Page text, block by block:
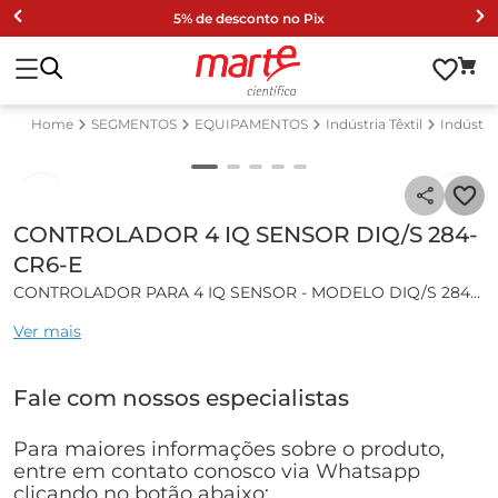
5% de desconto no Pix
SEGMENTOS EQUIPAMENTOS Indústria Têxtil
CONTROLADOR 4 IQ SENSOR DIQ/S 284-
CR6-E
CONTROLADOR PARA 4 IQ SENSOR - MODELO DIQ/S 284-
Projeto de acordo com os requisitos mínimos para
tratamento de águas residuais definidas pela DWA no
boletim M256;
Transmissor de medição universal para conectar até 4
Ver mais
Fale com nossos especialistas
Para maiores informações sobre o produto,
entre em contato conosco via Whatsapp